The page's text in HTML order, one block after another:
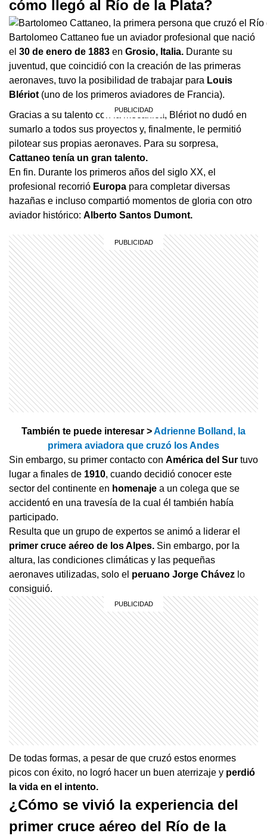
cómo llegó al Río de la Plata?
Bartolomeo Cattaneo fue un aviador profesional que nació
el 30 de enero de 1883 en Grosio, Italia. Durante su
juventud, que coincidió con la creación de las primeras
aeronaves, tuvo la posibilidad de trabajar para Louis
Blériot (uno de los primeros aviadores de Francia).
Gracias a su talento con la mecánica, Blériot no dudó en
sumarlo a todos sus proyectos y, finalmente, le permitió
pilotear sus propias aeronaves. Para su sorpresa,
Cattaneo tenía un gran talento.
En fin. Durante los primeros años del siglo XX, el
profesional recorrió Europa para completar diversas
hazañas e incluso compartió momentos de gloria con otro
aviador histórico: Alberto Santos Dumont.
También te puede interesar >Adrienne Bolland, la
primera aviadora que cruzó los Andes
Sin embargo, su primer contacto con América del Sur tuvo
lugar a finales de 1910, cuando decidió conocer este
sector del continente en homenaje a un colega que se
accidentó en una travesía de la cual él también había
participado.
Resulta que un grupo de expertos se animó a liderar el
primer cruce aéreo de los Alpes. Sin embargo, por la
altura, las condiciones climáticas y las pequeñas
aeronaves utilizadas, solo el peruano Jorge Chávez lo
consiguió.
De todas formas, a pesar de que cruzó estos enormes
picos con éxito, no logró hacer un buen aterrizaje y perdió
la vida en el intento.
¿Cómo se vivió la experiencia del
primer cruce aéreo del Río de la